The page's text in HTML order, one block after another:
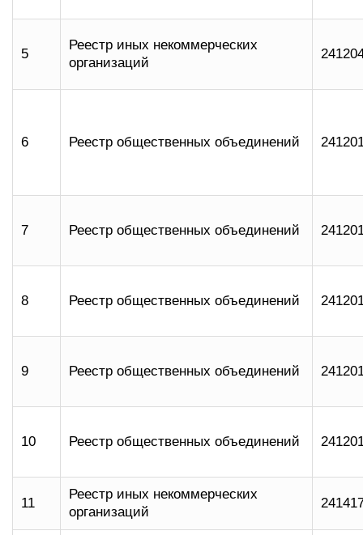
5
Реестр иных некоммерческих
организаций
6 Реестр общественных объединений
7 Реестр общественных объединений
8 Реестр общественных объединений
9 Реестр общественных объединений
10 Реестр общественных объединений
11
Реестр иных некоммерческих
организаций